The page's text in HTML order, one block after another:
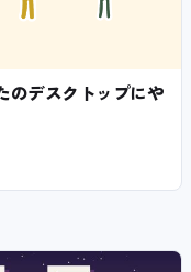
のデスクトップにや